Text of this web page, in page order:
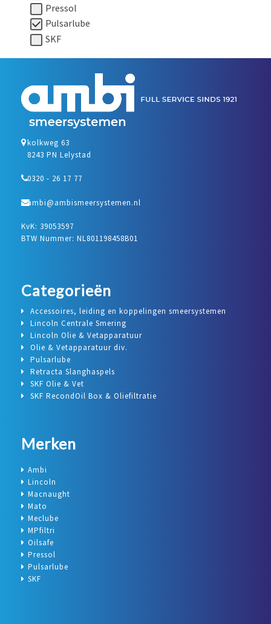
Pressol
Pulsarlube
SKF
kolkweg 63
8243 PN Lelystad
0320 - 26 17 77
ambi@ambismeersystemen.nl
KvK: 39053597
BTW Nummer: NL801198458B01
Categorieën
Accessoires, leiding en koppelingen smeersystemen
Lincoln Centrale Smering
Lincoln Olie & Vetapparatuur
Olie & Vetapparatuur div.
Pulsarlube
Retracta Slanghaspels
SKF Olie & Vet
SKF RecondOil Box & Oliefiltratie
Merken
Ambi
Lincoln
Macnaught
Mato
Meclube
MPfiltri
Oilsafe
Pressol
Pulsarlube
SKF